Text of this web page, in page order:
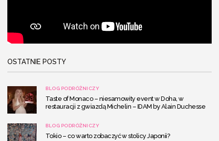
OSTATNIE POSTY
BLOG PODRÓŻNICZY
Taste of Monaco – niesamowity event w Doha, w
restauracji z gwiazdą Michelin – IDAM by Alain Duchesse
BLOG PODRÓŻNICZY
Tokio – co warto zobaczyć w stolicy Japonii?